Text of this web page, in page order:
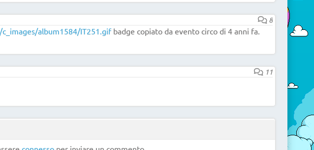
8
album1584/IT251.gifbadge copiato da evento circo di 4 anni fa.
11